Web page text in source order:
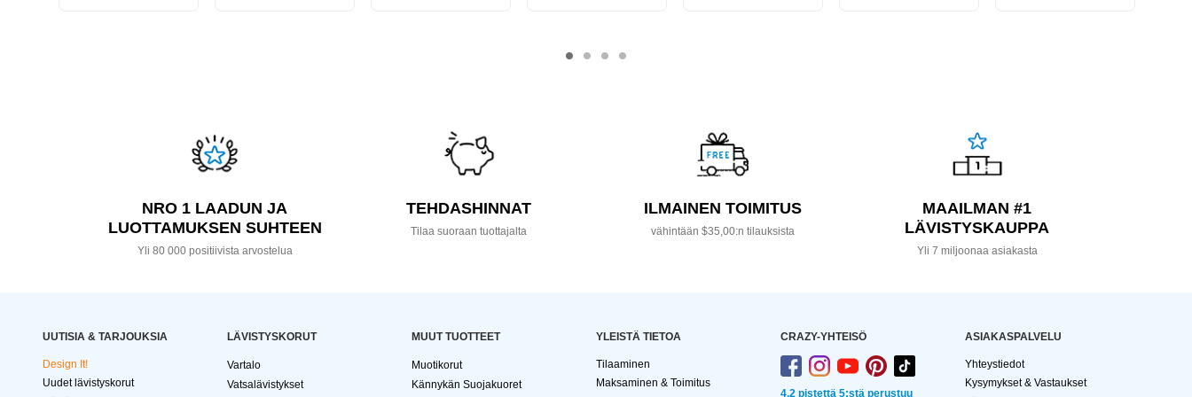
NRO 1 LAADUN JA
LUOTTAMUKSEN SUHTEEN
Yli 80 000 positiivista arvostelua
TEHDASHINNAT
Tilaa suoraan tuottajalta
ILMAINEN TOIMITUS
vähintään $35,00:n tilauksista
MAAILMAN #1
LÄVISTYSKAUPPA
Yli 7 miljoonaa asiakasta
UUTISIA & TARJOUKSIA
Design It!
Uudet lävistyskorut
LÄVISTYSKORUT
Vartalo
Vatsalävistykset
MUUT TUOTTEET
Muotikorut
Kännykän Suojakuoret
YLEISTÄ TIETOA
Tilaaminen
Maksaminen & Toimitus
CRAZY-YHTEISÖ
4,2 pistettä 5:stä perustuu
ASIAKASPALVELU
Yhteystiedot
Kysymykset & Vastaukset